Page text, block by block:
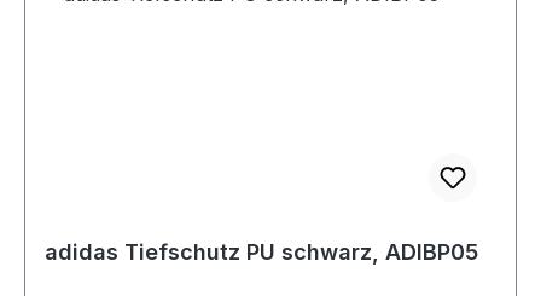
adidas Tiefschutz PU schwarz, ADIBP05